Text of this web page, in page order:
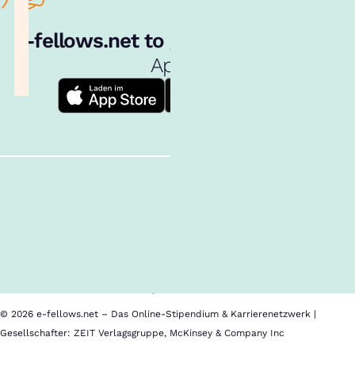
e‑fellows.net to go:
App!
© 2026 e-fellows.net – Das Online-Stipendium & Karrierenetzwerk |
Gesellschafter: ZEIT Verlagsgruppe, McKinsey & Company Inc